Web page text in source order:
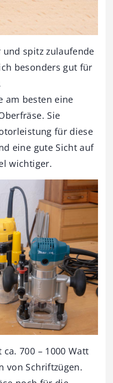
spitz zulaufende
besonders gut für
am besten eine
Sie
für diese
eine gute Sicht auf
wichtiger.
700 – 1000 Watt
von Schriftzügen.